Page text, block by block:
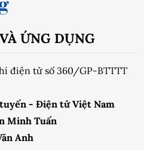
ỨNG DỤNG
điện tử số 360/GP-BTTTT
- Điện tử Việt Nam
Minh Tuấn
Anh